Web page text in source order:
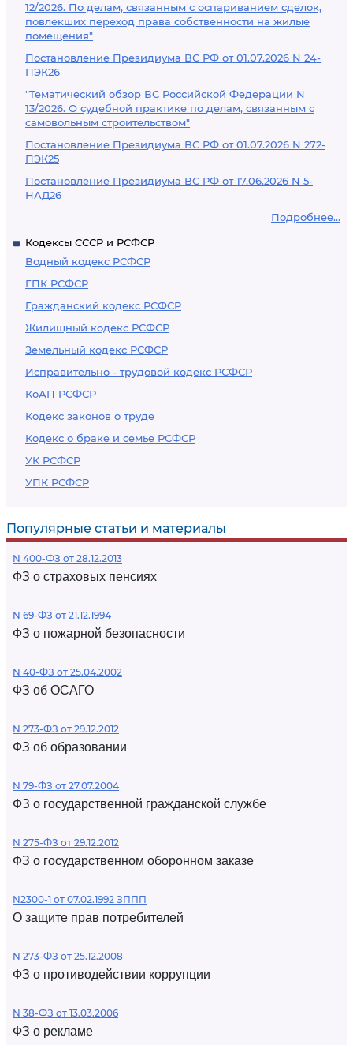
12/2026. По делам, связанным с оспариванием сделок,
повлекших переход права собственности на жилые
помещения"
Постановление Президиума ВС РФ от 01.07.2026 N 24-
ПЭК26
"Тематический обзор ВС Российской Федерации N
13/2026. О судебной практике по делам, связанным с
самовольным строительством"
Постановление Президиума ВС РФ от 01.07.2026 N 272-
ПЭК25
Постановление Президиума ВС РФ от 17.06.2026 N 5-
НАД26
Подробнее...
Кодексы СССР и РСФСР
Водный кодекс РСФСР
ГПК РСФСР
Гражданский кодекс РСФСР
Жилищный кодекс РСФСР
Земельный кодекс РСФСР
Исправительно - трудовой кодекс РСФСР
КоАП РСФСР
Кодекс законов о труде
Кодекс о браке и семье РСФСР
УК РСФСР
УПК РСФСР
Популярные статьи и материалы
N 400-ФЗ от 28.12.2013
ФЗ о страховых пенсиях
N 69-ФЗ от 21.12.1994
ФЗ о пожарной безопасности
N 40-ФЗ от 25.04.2002
ФЗ об ОСАГО
N 273-ФЗ от 29.12.2012
ФЗ об образовании
N 79-ФЗ от 27.07.2004
ФЗ о государственной гражданской службе
N 275-ФЗ от 29.12.2012
ФЗ о государственном оборонном заказе
N2300-1 от 07.02.1992 ЗППП
О защите прав потребителей
N 273-ФЗ от 25.12.2008
ФЗ о противодействии коррупции
N 38-ФЗ от 13.03.2006
ФЗ о рекламе